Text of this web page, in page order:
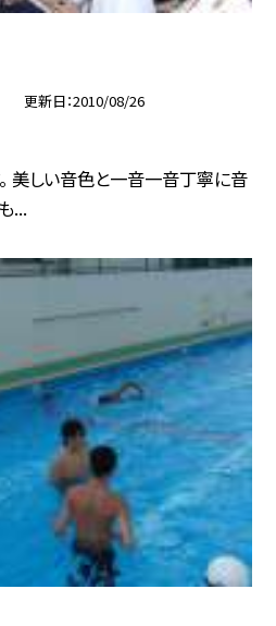
更新日 2010/08/26
美しい音色と一音一音丁寧に音
...